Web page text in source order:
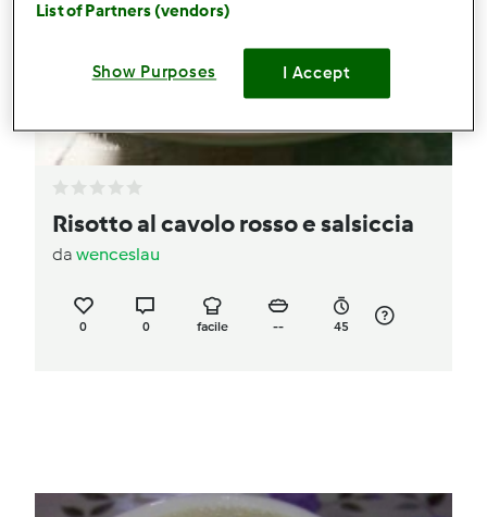
Risotto al cavolo rosso e salsiccia
da wenceslau
0 0 facile -- 45
List of Partners (vendors)
Show Purposes I Accept